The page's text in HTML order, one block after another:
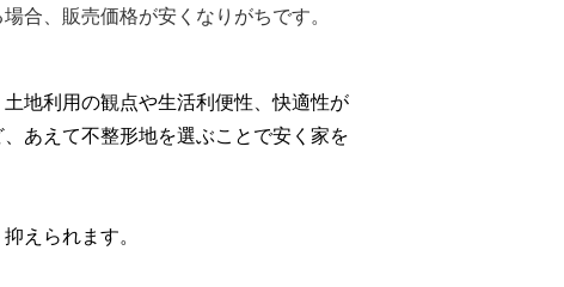
合、販売価格が安くなりがちです。
地利用の観点や生活利便性、快適性が
あえて不整形地を選ぶことで安く家を
えられます。